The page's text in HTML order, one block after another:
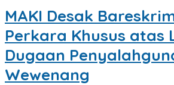
MAKI Desak
Perkara Khusus atas
Dugaan
Wewenang